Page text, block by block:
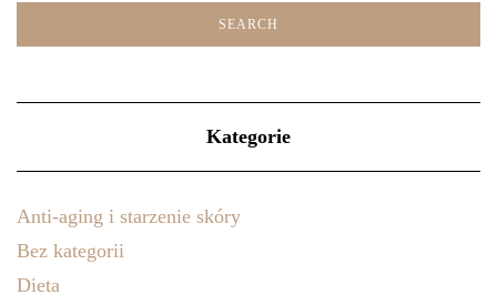
Kategorie
Anti-aging i starzenie skóry
Bez kategorii
Dieta